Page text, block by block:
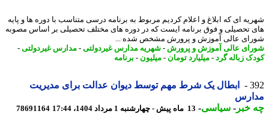
ای که ابلاغ و اعلام کردیم مربوط به برنامه درسی متناسب با دوره ها و پایه
تحصیلی و فوق برنامه ایست که در دوره های مختلف تحصیلی بر اساس مصوبه
عالی آموزش و پرورش مشخص شده ...
عالی آموزش و پرورش-شهریه مدارس غیردولتی-مدارس غیردولتی-
زباله گرد-میلیارد تومان-میلیون-برنامه
ابطال یک شرط مهم توسط دیوان عدالت برای مدیریت
خبر -سیاسی-13 ماه پیش - چهارشنبه 1 مرداد 1404، 17:44 78691164